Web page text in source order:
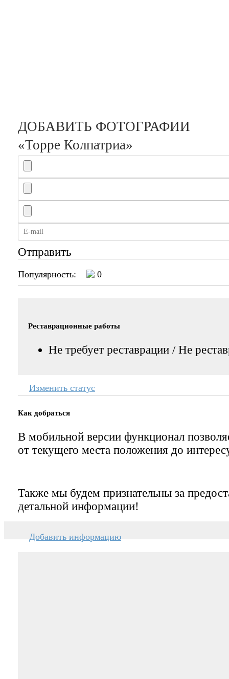
ДОБАВИТЬ ФОТОГРАФИИ
«Торре Колпатриа»
Отправить
Популярность: 0
Реставрационные работы
Не требует реставрации / Не
Изменить статус
Как добраться
В мобильной версии функционал
от текущего места положения до
Также мы будем признательны за
детальной информации!
Добавить информацию